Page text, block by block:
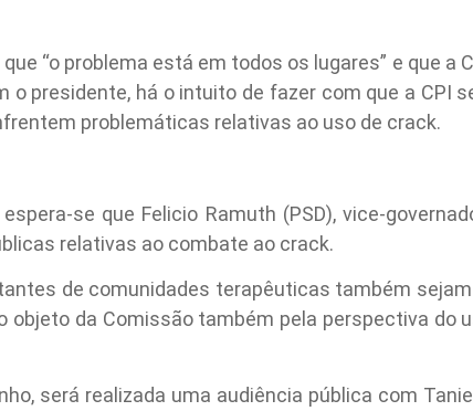
“o problema está em todos os lugares” e que a
presidente, há o intuito de fazer com que a CPI
problemáticas relativas ao uso de crack.
se que Felicio Ramuth (PSD), vice-
relativas ao combate ao crack.
de comunidades terapêuticas também
objeto da Comissão também pela perspectiva do
será realizada uma audiência pública com